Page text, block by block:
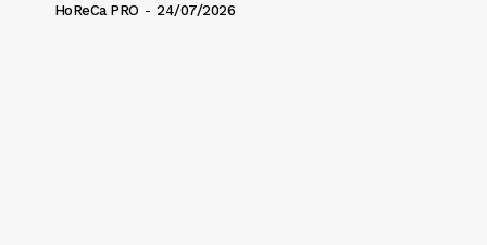
HoReCa PRO - 24/07/2026